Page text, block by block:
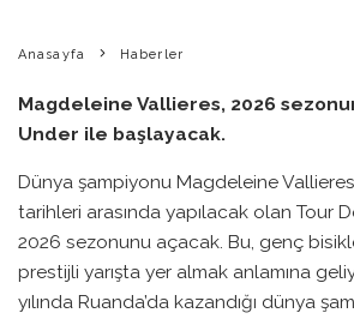
Anasayfa Haberler
Magdeleine Vallieres, 2026
Under ile başlayacak.
Dünya şampiyonu Magdeleine
tarihleri arasında yapılacak olan Tour
2026 sezonunu açacak. Bu, genç
prestijli yarışta yer almak anlamına
yılında Ruanda’da kazandığı dünya